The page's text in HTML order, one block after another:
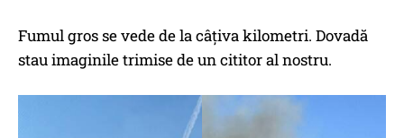
Fumul gros se vede de la câțiva kilometri. Dovadă
stau imaginile trimise de un cititor al nostru.